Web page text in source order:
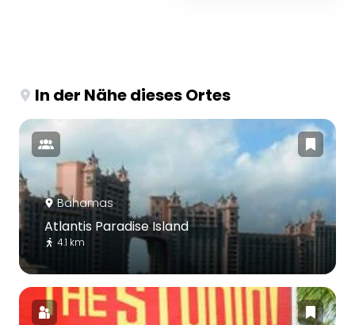
In der Nähe dieses Ortes
Bahamas
Atlantis Paradise Island
4.1 km